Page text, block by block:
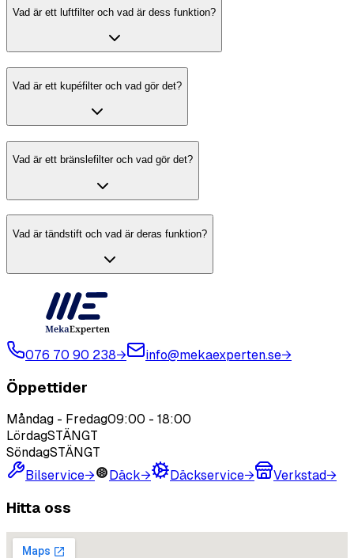
Vad är ett luftfilter och vad är dess funktion?
Vad är ett kupéfilter och vad gör det?
Vad är ett bränslefilter och vad gör det?
Vad är tändstift och vad är deras funktion?
076 70 90 238→ info@mekaexperten.se→
Öppettider
Måndag - Fredag09:00 - 18:00
LördagSTÄNGT
SöndagSTÄNGT
Bilservice→ Däck→ Däckservice→ Verkstad→
Hitta oss